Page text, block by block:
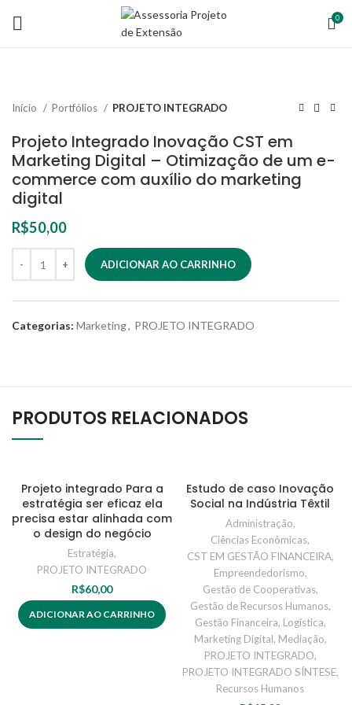
0
Início Portfólios PROJETO INTEGRADO
Projeto Integrado Inovação CST em
Marketing Digital – Otimização de um e-
commerce com auxílio do marketing
digital
R$50,00
ADICIONAR AO CARRINHO
Categorias: Marketing, PROJETO INTEGRADO
PRODUTOS RELACIONADOS
Projeto integrado Para a
estratégia ser eficaz ela
precisa estar alinhada com
o design do negócio
Estratégia,
PROJETO INTEGRADO
R$60,00
ADICIONAR AO CARRINHO
Estudo de caso Inovação
Social na Indústria Têxtil
Administração,
Ciências Econômicas,
CST EM GESTÃO FINANCEIRA,
Empreendedorismo,
Gestão de Cooperativas,
Gestão de Recursos Humanos,
Gestão Financeira, Logística,
Marketing Digital, Mediação,
PROJETO INTEGRADO,
PROJETO INTEGRADO SÍNTESE,
Recursos Humanos